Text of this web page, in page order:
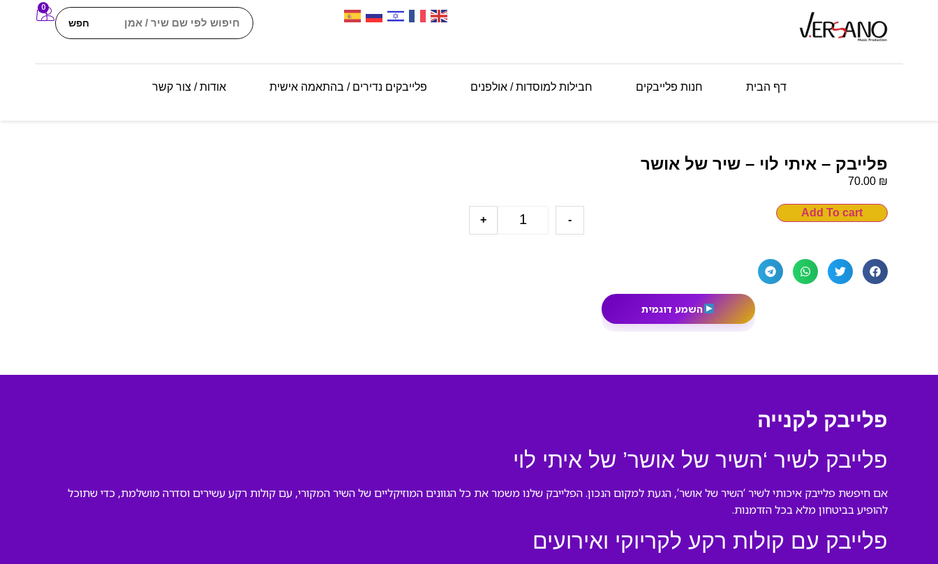
חפש
0
דף הבית חנות פלייבקים חבילות למוסדות / אולפנים פלייבקים נדירים / בהתאמה אישית אודות / צור קשר
פלייבק – איתי לוי – שיר של אושר
70.00 ₪
-
+
Add To cart
השמע דוגמית
פלייבק לקנייה
פלייבק לשיר ‘השיר של אושר’ של איתי לוי
אם חיפשת פלייבק איכותי לשיר ‘השיר של אושר’, הגעת למקום הנכון. הפלייבק שלנו משמר את כל הגוונים המוזיקליים של השיר המקורי, עם קולות רקע עשירים וסדרה מושלמת, כדי שתוכל
להופיע בביטחון מלא בכל הזדמנות.
פלייבק עם קולות רקע לקריוקי ואירועים